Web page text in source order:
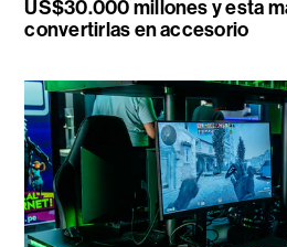
US$30.000 millones y esta
convertirlas en accesorio